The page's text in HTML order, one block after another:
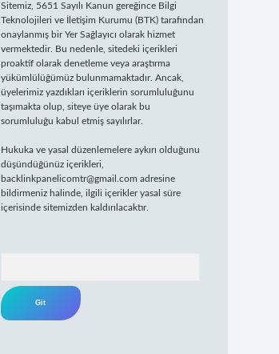
Sitemiz, 5651 Sayılı Kanun gereğince Bilgi
Teknolojileri ve İletişim Kurumu (BTK) tarafından
onaylanmış bir Yer Sağlayıcı olarak hizmet
vermektedir. Bu nedenle, sitedeki içerikleri
proaktif olarak denetleme veya araştırma
yükümlülüğümüz bulunmamaktadır. Ancak,
üyelerimiz yazdıkları içeriklerin sorumluluğunu
taşımakta olup, siteye üye olarak bu
sorumluluğu kabul etmiş sayılırlar.
Hukuka ve yasal düzenlemelere aykırı olduğunu
düşündüğünüz içerikleri,
backlinkpanelicomtr@gmail.com adresine
bildirmeniz halinde, ilgili içerikler yasal süre
içerisinde sitemizden kaldırılacaktır.